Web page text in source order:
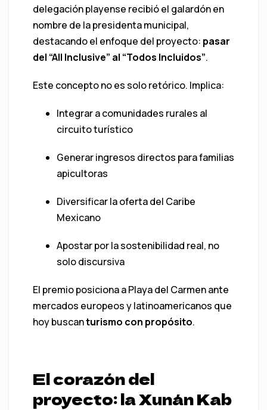
delegación playense recibió el galardón en
nombre de la presidenta municipal,
destacando el enfoque del proyecto: pasar
del “All Inclusive” al “Todos Incluidos”.
Este concepto no es solo retórico. Implica:
Integrar a comunidades rurales al
circuito turístico
Generar ingresos directos para familias
apicultoras
Diversificar la oferta del Caribe
Mexicano
Apostar por la sostenibilidad real, no
solo discursiva
El premio posiciona a Playa del Carmen ante
mercados europeos y latinoamericanos que
hoy buscanturismo con propósito.
El corazón del
proyecto: la Xunán Kab